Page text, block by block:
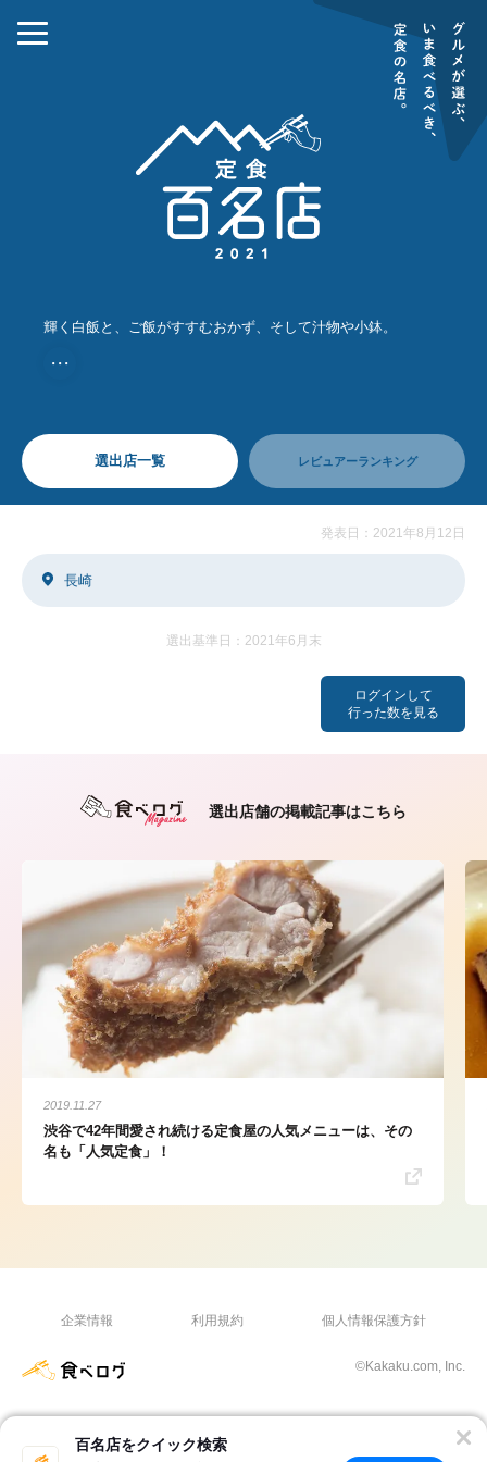
輝く白飯と、ご飯がすすむおかず、そして汁物や小鉢。
・・・
選出店一覧 レビュアーランキング
百名店をクイック検索
ログインして
行った数を見る
発表日：2021年8月12日
長崎
選出基準日：2021年6月末
選出店舗の掲載記事はこちら
2019.11.27
渋谷で42年間愛され続ける定食屋の人気メニューは、その
名も「人気定食」！
企業情報 利用規約 個人情報保護方針
©Kakaku.com, Inc.